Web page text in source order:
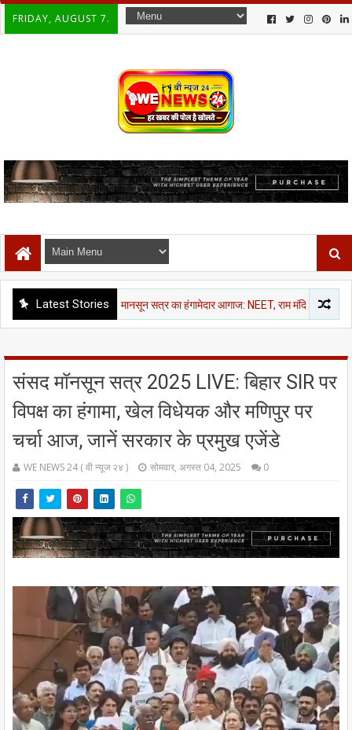
FRIDAY, AUGUST 7.
Latest Stories
राजनीती समाचार मानसून सत्र का हंगामेदार आगाज: NEET, राम मंदिर चंदा और CJP मार्च पर
संसद मॉनसून सत्र 2025 LIVE: बिहार SIR पर
विपक्ष का हंगामा, खेल विधेयक और मणिपुर पर
चर्चा आज, जानें सरकार के प्रमुख एजेंडे
WE NEWS 24 ( वी न्यूज २४ ) सोमवार, अगस्त 04, 2025 0